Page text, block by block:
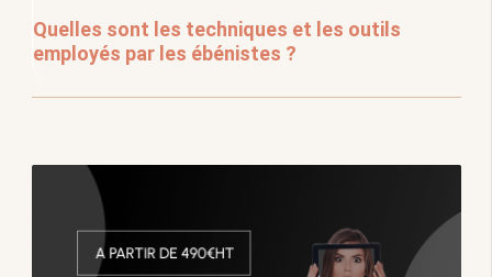
Quelles sont les techniques et les outils
employés par les ébénistes ?